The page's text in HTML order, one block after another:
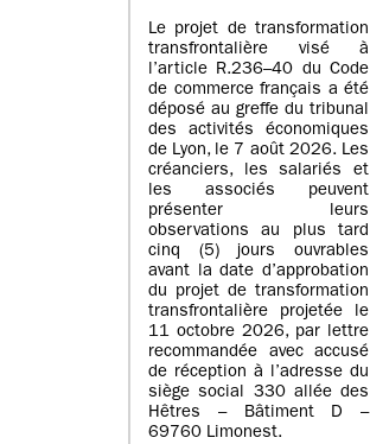
Le projet de transformation
transfrontalière visé à
l’article R.236–40 du Code
de commerce français a été
déposé au greffe du tribunal
des activités économiques
de Lyon, le 7 août 2026. Les
créanciers, les salariés et
les associés peuvent
présenter leurs
observations au plus tard
cinq (5) jours ouvrables
avant la date d’approbation
du projet de transformation
transfrontalière projetée le
11 octobre 2026, par lettre
recommandée avec accusé
de réception à l’adresse du
siège social 330 allée des
Hêtres – Bâtiment D –
69760 Limonest.